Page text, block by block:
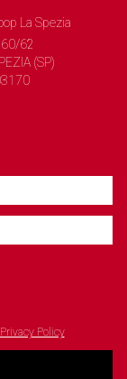
La Spezia
60/62
(SP)
Privacy Policy